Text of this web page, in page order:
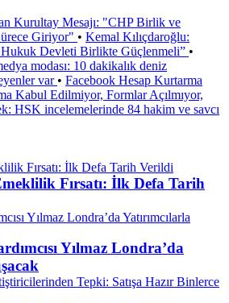
Kurultay Mesajı: "CHP Birlik ve
Giriyor" • Kemal Kılıçdaroğlu:
Hukuk Devleti Birlikte Güçlenmeli” •
modası: 10 dakikalık deniz
var • Facebook Hesap Kurtarma
Kabul Edilmiyor, Formlar Açılmıyor,
HSK incelemelerinde 84 hakim ve savcı
Fırsatı: İlk Defa Tarih
Yılmaz Londra’da